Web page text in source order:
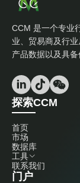
CCM 是一个专业
业、贸易商及行
产品数据以及具备
探索CCM
首页
市场
数据库
工具
联系我们
门户